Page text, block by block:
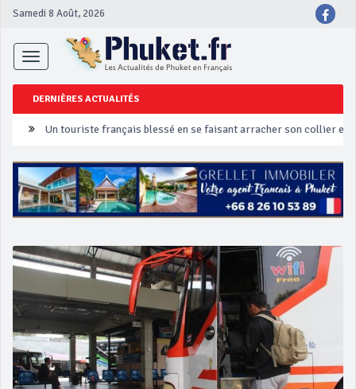
Samedi 8 Août, 2026
Toggle
navigation
DERNIÈRES ACTUALITÉS
Un touriste français blessé en se faisant arracher son collier en
Phuket Peranakan Festival
‘Phuket Eye’ assurera la sécurité pendant Songkran
Campagne de sécurité routière ‘Seven Days of Danger’ de